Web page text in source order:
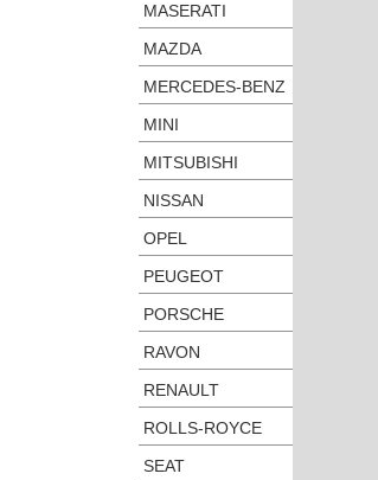
MASERATI
MAZDA
MERCEDES-BENZ
MINI
MITSUBISHI
NISSAN
OPEL
PEUGEOT
PORSCHE
RAVON
RENAULT
ROLLS-ROYCE
SEAT